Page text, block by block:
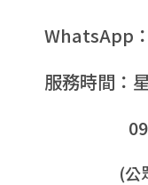
WhatsApp
服務時間：
09:00
(公眾假